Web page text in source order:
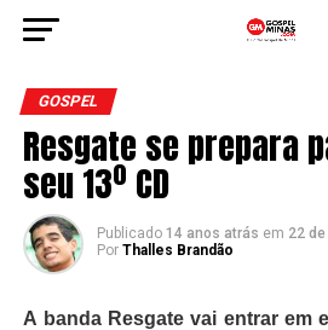
GOSPEL
Resgate se prepara
seu 13º CD
Publicado 14 anos atrás em 22
Por Thalles Brandão
A banda Resgate vai entrar em